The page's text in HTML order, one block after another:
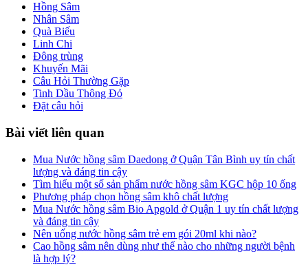
Hồng Sâm
Nhân Sâm
Quà Biếu
Linh Chi
Đông trùng
Khuyến Mãi
Câu Hỏi Thường Gặp
Tinh Dầu Thông Đỏ
Đặt câu hỏi
Bài viết liên quan
Mua Nước hồng sâm Daedong ở Quận Tân Bình uy tín chất
lượng và đáng tin cậy
Tìm hiểu một số sản phẩm nước hồng sâm KGC hộp 10 ống
Phương pháp chọn hồng sâm khô chất lượng
Mua Nước hồng sâm Bio Apgold ở Quận 1 uy tín chất lượng
và đáng tin cậy
Nên uống nước hồng sâm trẻ em gói 20ml khi nào?
Cao hồng sâm nên dùng như thế nào cho những người bệnh
là hợp lý?